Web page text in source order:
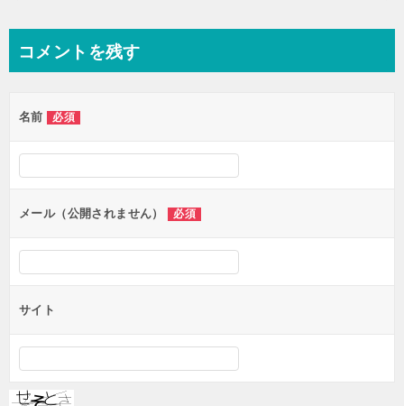
ビ
ー
シ
ョ
ン
コメントを残す
名前 必須
メール（公開されません） 必須
サイト